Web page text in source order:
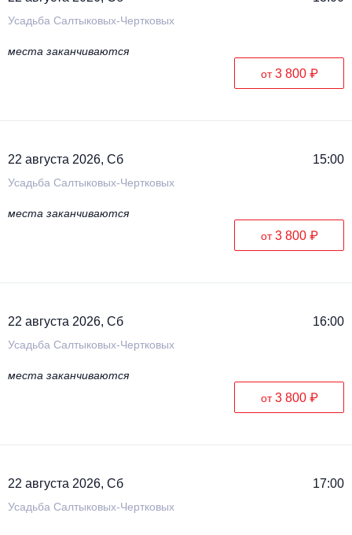
Усадьба Салтыковых-Чертковых
места заканчиваются
от3 800 ₽
22 августа 2026, Сб 15:00
Усадьба Салтыковых-Чертковых
места заканчиваются
от3 800 ₽
22 августа 2026, Сб 16:00
Усадьба Салтыковых-Чертковых
места заканчиваются
от3 800 ₽
22 августа 2026, Сб 17:00
Усадьба Салтыковых-Чертковых